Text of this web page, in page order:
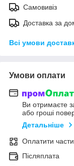
Самовивіз
Доставка за
Всі умови
Умови оплати
Ви отримаєте
або гроші
Детальніше
Оплатити
Післяплата